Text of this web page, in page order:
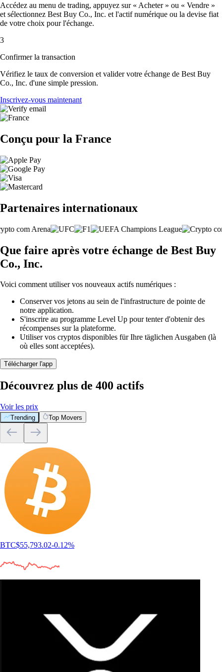
Accédez au menu de trading, appuyez sur « Acheter » ou « Vendre »
et sélectionnez Best Buy Co., Inc. et l'actif numérique ou la devise fiat
de votre choix pour l'échange.
3
Confirmer la transaction
Vérifiez le taux de conversion et valider votre échange de Best Buy
Co., Inc. d'une simple pression.
Inscrivez-vous maintenant
Conçu pour la France
Partenaires internationaux
Que faire après votre échange de Best Buy
Co., Inc.
Voici comment utiliser vos nouveaux actifs numériques :
Conserver vos jetons au sein de l'infrastructure de pointe de
notre application.
S'inscrire au programme Level Up pour tenter d'obtenir des
récompenses sur la plateforme.
Utiliser vos cryptos disponibles für Ihre täglichen Ausgaben (là
où elles sont acceptées).
Télécharger l'app
Découvrez plus de 400 actifs
Voir les prix
Trending Top Movers
BTC$55,793.02-0.12%